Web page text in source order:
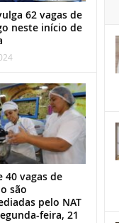
62 vagas de
neste início de
40 vagas de
são
pelo NAT
feira, 21